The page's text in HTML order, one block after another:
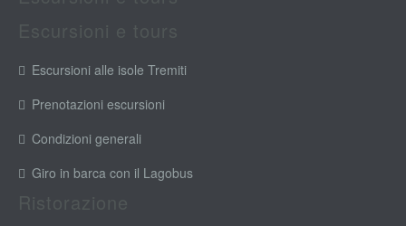
Escursioni alle isole Tremiti
Prenotazioni escursioni
Condizioni generali
Giro in barca con il Lagobus